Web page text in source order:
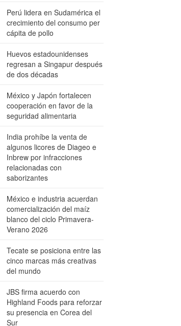
Perú lidera en Sudamérica el
crecimiento del consumo per
cápita de pollo
Huevos estadounidenses
regresan a Singapur después
de dos décadas
México y Japón fortalecen
cooperación en favor de la
seguridad alimentaria
India prohíbe la venta de
algunos licores de Diageo e
Inbrew por infracciones
relacionadas con
saborizantes
México e industria acuerdan
comercialización del maíz
blanco del ciclo Primavera-
Verano 2026
Tecate se posiciona entre las
cinco marcas más creativas
del mundo
JBS firma acuerdo con
Highland Foods para reforzar
su presencia en Corea del
Sur